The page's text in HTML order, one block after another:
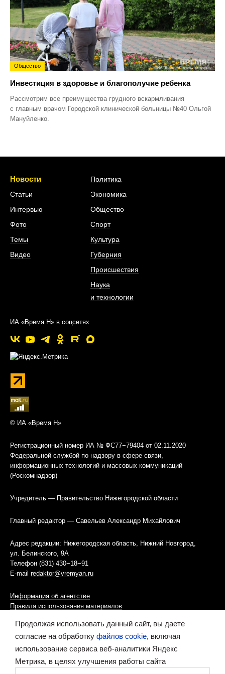
Общество
Инвестиция в здоровье и благополучие ребенка
Рассмотрим все преимущества грудного вскармливания
с главным врачом Городской клинической больницы №40 Ольгой
Мануйленко.
Новости
Статьи
Интервью
Фото
Темы
Видео
Политика
Экономика
Общество
Спорт
Культура
Губерния
Происшествия
Наука
и технологии
ИА «Время Н» в соцсетях
© ИА «Время Н»
Регистрационный номер ИА № ФС77−79404 от 02.11.2020
Федеральной службой по надзору в сфере связи,
информационных технологий и массовых коммуникаций
(Роскомнадзор)
Учредитель — Правительство Нижегородской области
Главный редактор — Савельев Александр Михайлович
Адрес редакции: Нижегородская область, Нижний Новгород,
ул. Белинского, 9А
Телефон (831) 430−18−91
E-mail redaktor@vremyan.ru
Информация об агентстве
Правила использования материалов
Информационная политика использования «cookies»-файлов
Ресурс содержит материалы 16+
Продолжая использовать данный сайт, вы даете
согласие на обработку файлов cookie, включая
использование сервиса веб-аналитики Яндекс
Метрика, в целях улучшения работы сайта